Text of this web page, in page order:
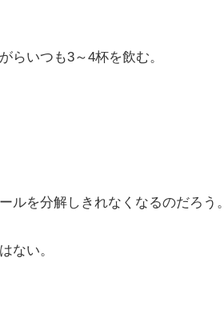
らいつも3～4杯を飲む。
ルを分解しきれなくなるのだろう。
ない。